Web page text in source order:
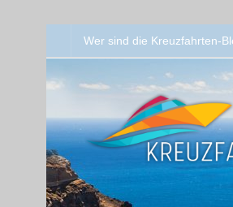
Wer sind die Kreuzfahrten-